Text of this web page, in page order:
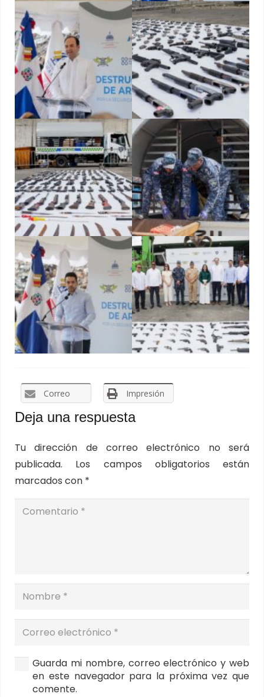
Correo Impresión
Deja una respuesta
Tu dirección de correo electrónico no será
publicada.
Los campos obligatorios están
marcados con *
Guarda mi nombre, correo electrónico y web
en este navegador para la próxima vez que
comente.